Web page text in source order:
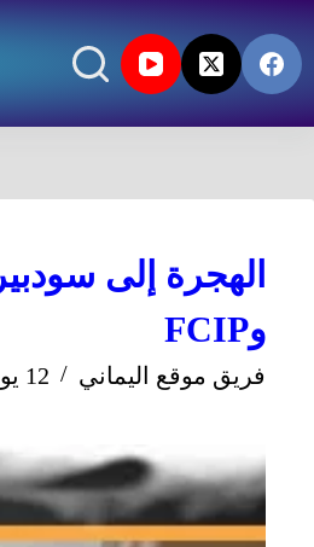
وFCIP
فريق موقع اليماني 12 يوليو، 2025